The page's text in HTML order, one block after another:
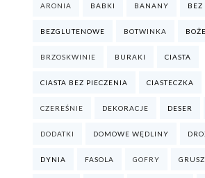
ARONIA BABKI BANANY BEZ
BEZGLUTENOWE BOTWINKA
BRZOSKWINIE BURAKI CIASTA
CIASTA BEZ PIECZENIA CIASTECZKA
CZEREŚNIE DEKORACJE DESER
DODATKI DOMOWE WĘDLINY
DYNIA FASOLA GOFRY